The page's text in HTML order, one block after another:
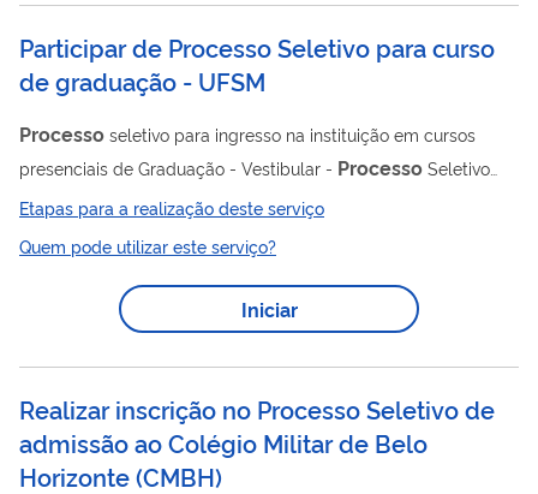
tecnologia, informática,...
Participar de Processo Seletivo para curso
de graduação - UFSM
Processo seletivo para ingresso na instituição em cursos
presenciais de Graduação - Vestibular - Processo Seletivo
Seriado
Etapas para a realização deste serviço
Quem pode utilizar este serviço?
Iniciar
Realizar inscrição no Processo Seletivo de
admissão ao Colégio Militar de Belo
Horizonte(CMBH)